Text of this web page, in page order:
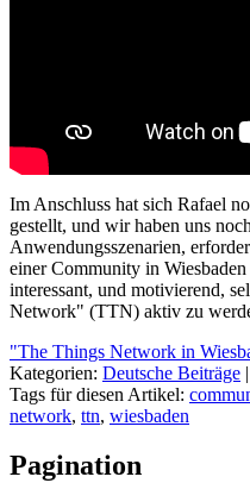
Im Anschluss hat sich Rafael
gestellt, und wir haben uns
Anwendungsszenarien,
einer Community in
interessant, und motivierend,
Network" (TTN) aktiv zu
"The Things Network in
Kategorien: Deutsche Beiträge |
Tags für diesen Artikel:
network, ttn, wiesbaden
Pagination